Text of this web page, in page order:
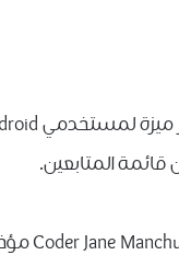
قائمة المتابعين.